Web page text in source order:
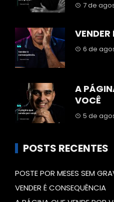
7 de
6 de
A
VOCÊ
5 de
POSTS RECENTES
POSTE POR MESES SEM
VENDER É CONSEQUÊNCIA